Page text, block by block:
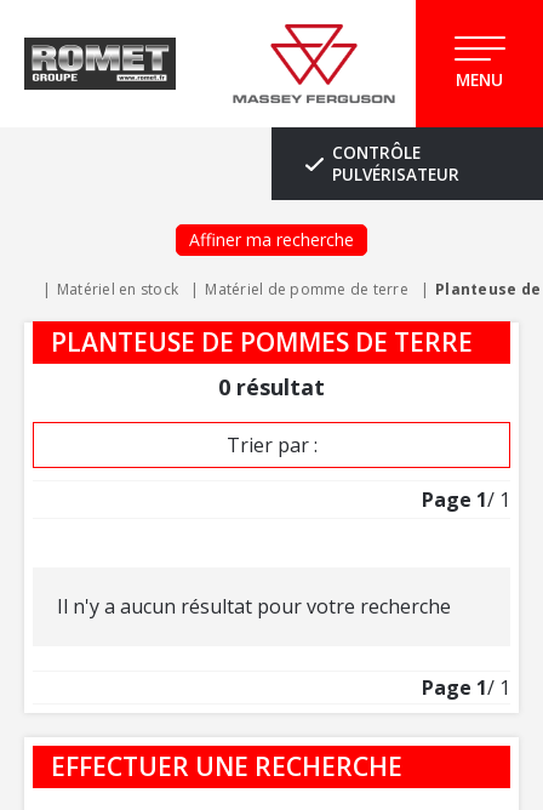
MENU
CONTRÔLE
PULVÉRISATEUR
Affiner ma recherche
Matériel en stock Matériel de pomme de terre Planteuse
PLANTEUSE DE POMMES DE TERRE
0 résultat
Trier par :
Page 1/ 1
Il n'y a aucun résultat pour votre recherche
Page 1/ 1
EFFECTUER UNE RECHERCHE